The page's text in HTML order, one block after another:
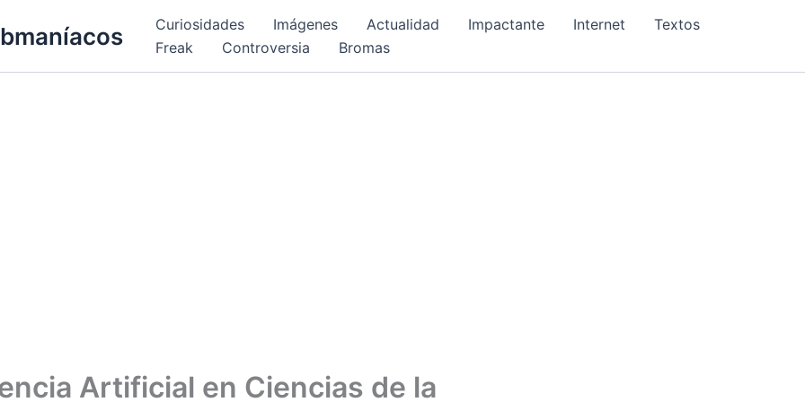
Curiosidades Imágenes Actualidad Impactante Internet
Textos
Freak
Controversia Bromas
Artificial en Ciencias de la